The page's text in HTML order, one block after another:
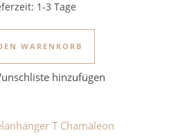
1-3 Tage
WARENKORB